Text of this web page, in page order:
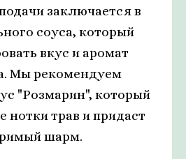
заключается в
соуса, который
вкус и аромат
Мы рекомендуем
"Розмарин", который
нотки трав и придаст
шарм.